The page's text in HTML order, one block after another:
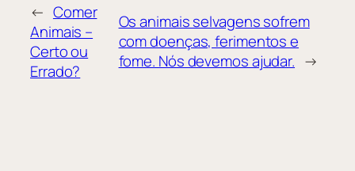
← Comer
Animais –
Certo ou
Errado?
Os animais selvagens sofrem
com doenças, ferimentos e
fome. Nós devemos ajudar. →